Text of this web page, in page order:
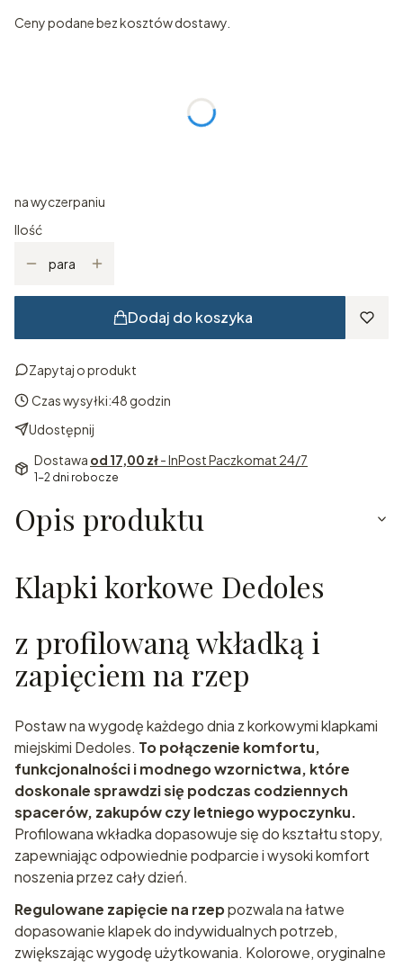
Ceny podane bez kosztów dostawy.
na wyczerpaniu
Ilość
para
Dodaj do koszyka
Zapytaj o produkt
Czas wysyłki:48 godzin
Udostępnij
Dostawa od 17,00 zł- InPost Paczkomat 24/7
1-2 dni robocze
Opis produktu
Klapki korkowe Dedoles
z profilowaną wkładką i
zapięciem na rzep
Postaw na wygodę każdego dnia z korkowymi klapkami
miejskimi Dedoles. To połączenie komfortu,
funkcjonalności i modnego wzornictwa, które
doskonale sprawdzi się podczas codziennych
spacerów, zakupów czy letniego wypoczynku.
Profilowana wkładka dopasowuje się do kształtu stopy,
zapewniając odpowiednie podparcie i wysoki komfort
noszenia przez cały dzień.
Regulowane zapięcie na rzeppozwala na łatwe
dopasowanie klapek do indywidualnych potrzeb,
zwiększając wygodę użytkowania. Kolorowe, oryginalne